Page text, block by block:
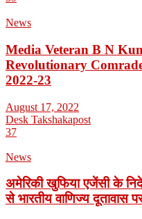
News
Media Veteran B N
Revolutionary
2022-23
August 17, 2022
Desk Takshakapost
37
News
अमेरिकी खुफिया एजेंसी के
से भारतीय वाणिज्य दूतावास